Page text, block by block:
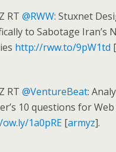
RT @RWW: Stuxnet
to Sabotage Iran’s
http://rww.to/9pW1td [
RT @VentureBeat:
10 questions for Web
1a0pRE [armyz].